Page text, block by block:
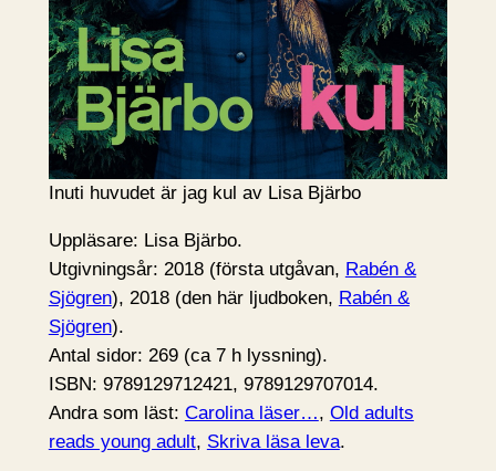
Inuti huvudet är jag kul av Lisa Bjärbo
Uppläsare: Lisa Bjärbo.
Utgivningsår: 2018 (första utgåvan, Rabén &
Sjögren), 2018 (den här ljudboken, Rabén &
Sjögren).
Antal sidor: 269 (ca 7 h lyssning).
ISBN: 9789129712421, 9789129707014.
Andra som läst: Carolina läser…, Old adults
reads young adult, Skriva läsa leva.